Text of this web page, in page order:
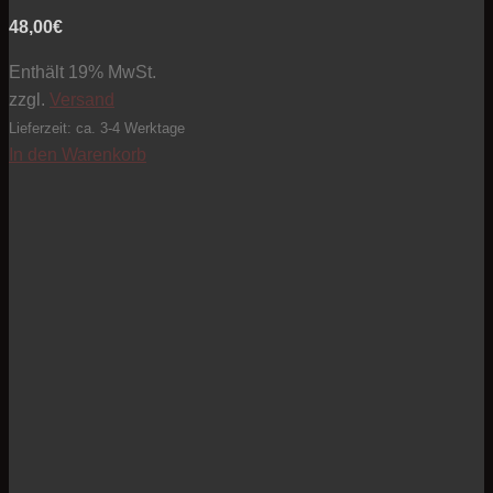
48,00€
Enthält 19% MwSt.
zzgl. Versand
Lieferzeit: ca. 3-4 Werktage
In den Warenkorb